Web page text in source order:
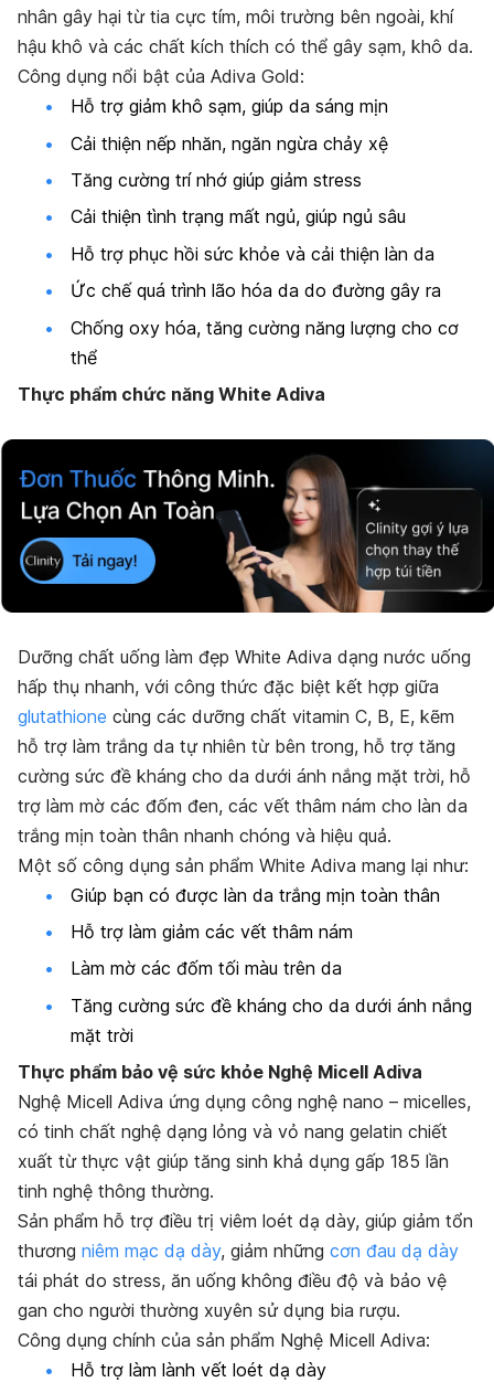
nhân gây hại từ tia cực tím, môi trường bên ngoài, khí
hậu khô và các chất kích thích có thể gây sạm, khô da.
Công dụng nổi bật của Adiva Gold:
Hỗ trợ giảm khô sạm, giúp da sáng mịn
Cải thiện nếp nhăn, ngăn ngừa chảy xệ
Tăng cường trí nhớ giúp giảm stress
Cải thiện tình trạng mất ngủ, giúp ngủ sâu
Hỗ trợ phục hồi sức khỏe và cải thiện làn da
Ức chế quá trình lão hóa da do đường gây ra
Chống oxy hóa, tăng cường năng lượng cho cơ
thể
Thực phẩm chức năng White Adiva
Dưỡng chất uống làm đẹp White Adiva dạng nước uống
hấp thụ nhanh, với công thức đặc biệt kết hợp giữa
glutathione cùng các dưỡng chất vitamin C, B, E, kẽm
hỗ trợ làm trắng da tự nhiên từ bên trong, hỗ trợ tăng
cường sức đề kháng cho da dưới ánh nắng mặt trời, hỗ
trợ làm mờ các đốm đen, các vết thâm nám cho làn da
trắng mịn toàn thân nhanh chóng và hiệu quả.
Một số công dụng sản phẩm White Adiva mang lại như:
Giúp bạn có được làn da trắng mịn toàn thân
Hỗ trợ làm giảm các vết thâm nám
Làm mờ các đốm tối màu trên da
Tăng cường sức đề kháng cho da dưới ánh nắng
mặt trời
Thực phẩm bảo vệ sức khỏe Nghệ Micell Adiva
Nghệ Micell Adiva ứng dụng công nghệ nano – micelles,
có tinh chất nghệ dạng lỏng và vỏ nang gelatin chiết
xuất từ thực vật giúp tăng sinh khả dụng gấp 185 lần
tinh nghệ thông thường.
Sản phẩm hỗ trợ điều trị viêm loét dạ dày, giúp giảm tổn
thương niêm mạc dạ dày, giảm những cơn đau dạ dày
tái phát do stress, ăn uống không điều độ và bảo vệ
gan cho người thường xuyên sử dụng bia rượu.
Công dụng chính của sản phẩm Nghệ Micell Adiva:
Hỗ trợ làm lành vết loét dạ dày